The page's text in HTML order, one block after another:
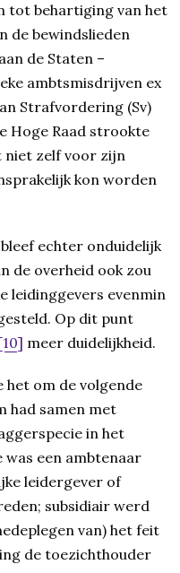
tot behartiging van het
de bewindslieden
de Staten –
ambtsmisdrijven ex
Strafvordering (Sv)
Hoge Raad strookte
niet zelf voor zijn
kon worden
echter onduidelijk
de overheid ook zou
leidinggevers evenmin
Op dit punt
meer duidelijkheid.
om de volgende
had samen met
in het
een ambtenaar
leidergever of
subsidiair werd
van) het feit
de toezichthouder